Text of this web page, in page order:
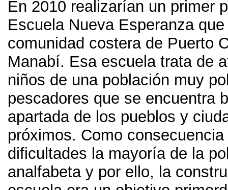
En 2010 realizarían un primer
Escuela Nueva Esperanza
comunidad costera de Puerto
Manabí. Esa escuela trata de
niños de una población muy
pescadores que se encuentra
apartada de los pueblos y
próximos. Como
dificultades la mayoría de la
analfabeta y por ello, la